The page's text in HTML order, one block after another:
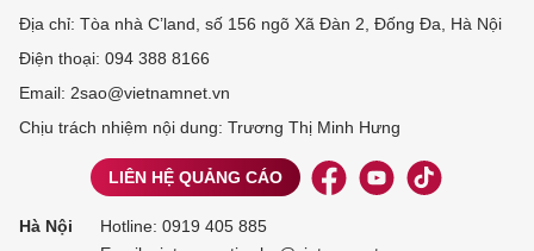
Địa chỉ: Tòa nhà C’land, số 156 ngõ Xã Đàn 2, Đống Đa, Hà Nội
Điện thoại: 094 388 8166
Email: 2sao@vietnamnet.vn
Chịu trách nhiệm nội dung: Trương Thị Minh Hưng
LIÊN HỆ QUẢNG CÁO
Hà Nội Hotline: 0919 405 885